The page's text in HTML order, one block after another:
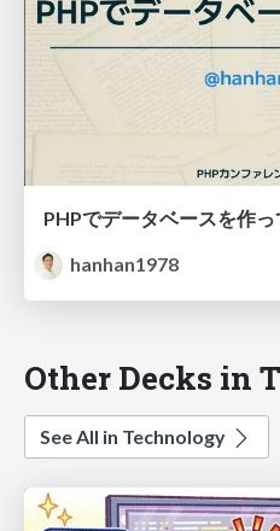
hanhan1978
Other Decks in
See All in Technology